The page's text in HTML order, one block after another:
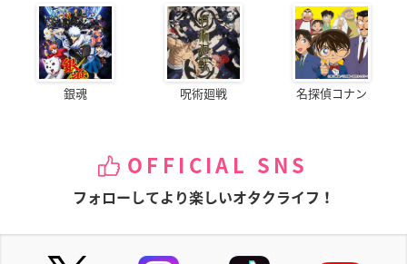
銀魂 呪術廻戦 名探偵コナン
OFFICIAL SNS
フォローしてより楽しいオタクライフ！